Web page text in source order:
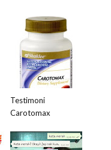
Testimoni
Carotomax